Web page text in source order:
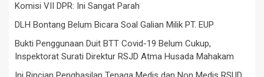
Komisi VII DPR: Ini Sangat Parah
DLH Bontang Belum Bicara Soal Galian Milik PT. EUP
Bukti Penggunaan Duit BTT Covid-19 Belum Cukup,
Inspektorat Surati Direktur RSJD Atma Husada Mahakam